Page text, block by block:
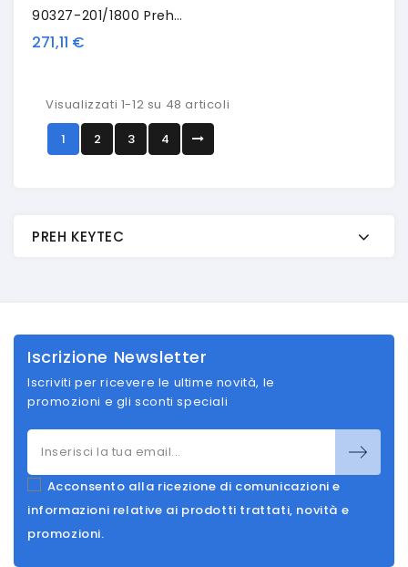
90327-201/1800 PrehKeyTec SIK 21, Num., USB, Nero
271,11 €
Visualizzati 1-12 su 48 articoli
1
2 3 4
PREH KEYTEC
Iscrizione Newsletter
Iscriviti per ricevere le ultime novità, le
promozioni e gli sconti speciali
Acconsento alla ricezione di comunicazioni e
informazioni relative ai prodotti trattati, novità e
promozioni.